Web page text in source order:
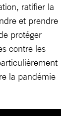
ratifier la
et prendre
protéger
contre les
la pandémie